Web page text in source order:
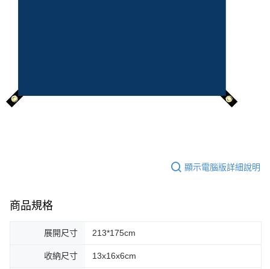
顯示電腦版詳細說明
商品規格
展開尺寸 213*175cm
收納尺寸 13x16x6cm